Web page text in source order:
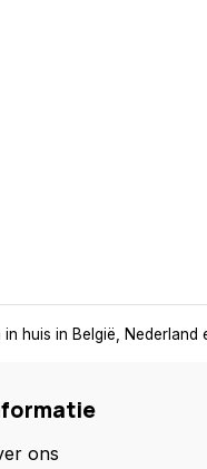
huis in België, Nederland
ons